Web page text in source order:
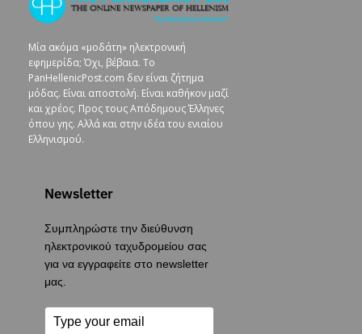
Μία ακόμα «μοδάτη» ηλεκτρονική
εφημερίδα; Όχι, βέβαια. To
PanHellenicPost.com δεν είναι ζήτημα
μόδας. Είναι αποστολή. Είναι καθήκον μαζί
και χρέος. Προς τους Απόδημους Έλληνες
όπου γης. Αλλά και στην ιδέα του ενιαίου
Ελληνισμού.
Newsletter
Συμπληρώστε την διεύθυνση
ηλεκτρονικού ταχυδρομείου σας
για να εγγραφείτε στο newsletter
μας.